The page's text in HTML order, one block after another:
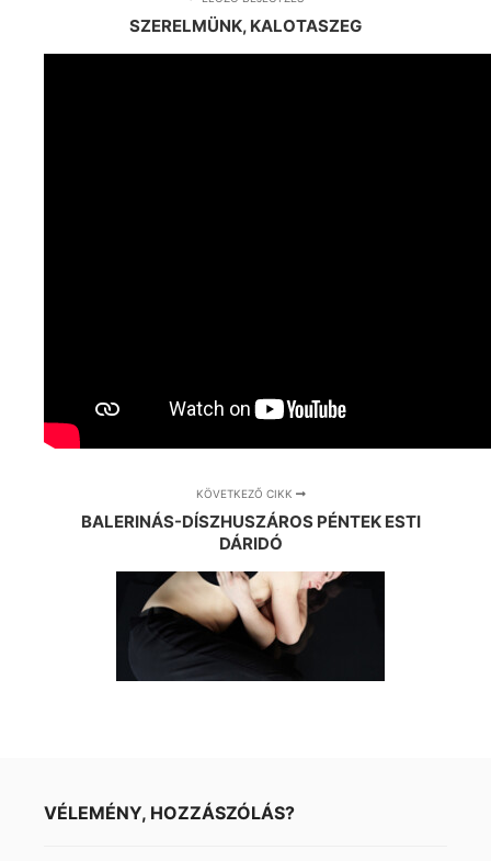
SZERELMÜNK, KALOTASZEG
KÖVETKEZŐ CIKK
BALERINÁS-DÍSZHUSZÁROS PÉNTEK ESTI
DÁRIDÓ
VÉLEMÉNY, HOZZÁSZÓLÁS?